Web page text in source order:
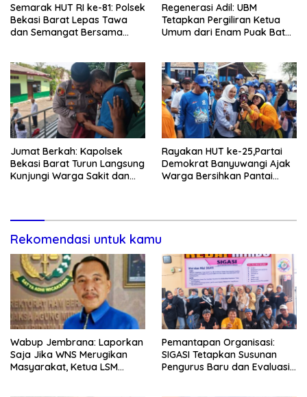
Semarak HUT RI ke-81: Polsek
Bekasi Barat Lepas Tawa
dan Semangat Bersama
Regenerasi Adil: UBM
Tetapkan Pergiliran Ketua
Umum dari Enam Puak Batak
Jumat Berkah: Kapolsek
Bekasi Barat Turun Langsung
Kunjungi Warga Sakit dan
Rayakan HUT ke-25,Partai
Demokrat Banyuwangi Ajak
Warga Bersihkan Pantai
Rekomendasi untuk kamu
Wabup Jembrana: Laporkan
Saja Jika WNS Merugikan
Masyarakat, Ketua LSM
Pemantapan Organisasi:
SIGASI Tetapkan Susunan
Pengurus Baru dan Evaluasi